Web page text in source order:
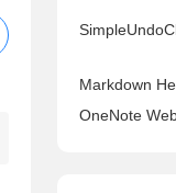
Markdown
OneNote